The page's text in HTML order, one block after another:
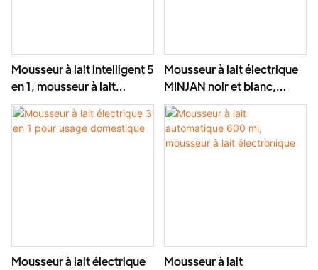
Mousseur à lait intelligent 5
en 1, mousseur à lait
électrique multifonctionnel
Mousseur à lait électrique
MINJAN noir et blanc,
mousseur électrique
intelligent MFH02
Mousseur à lait électrique
Mousseur à lait